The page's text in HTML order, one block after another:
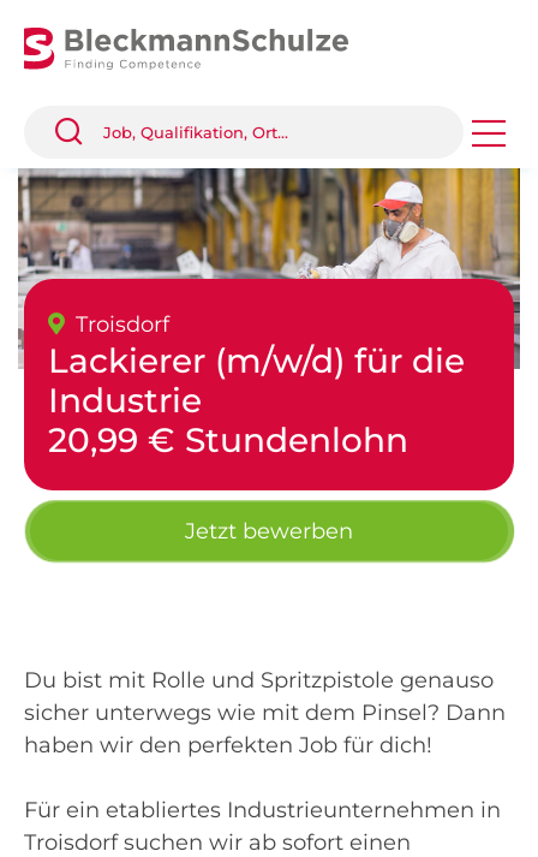
Troisdorf
Lackierer (m/w/d) für die
Industrie
20,99 € Stundenlohn
Jetzt bewerben
Du bist mit Rolle und Spritzpistole genauso
sicher unterwegs wie mit dem Pinsel? Dann
haben wir den perfekten Job für dich!
Für ein etabliertes Industrieunternehmen in
Troisdorf suchen wir ab sofort einen